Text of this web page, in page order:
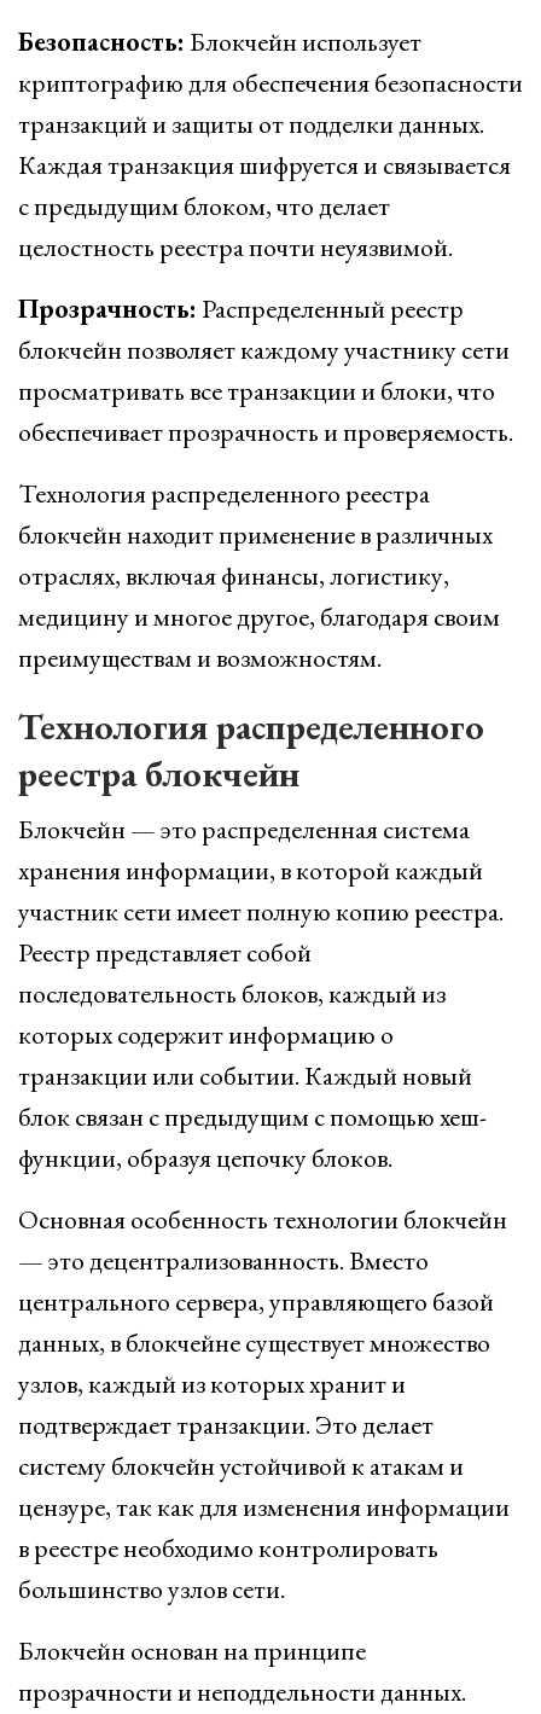
Безопасность: Блокчейн использует
криптографию для обеспечения безопасности
транзакций и защиты от подделки данных.
Каждая транзакция шифруется и связывается
с предыдущим блоком, что делает
целостность реестра почти неуязвимой.
Прозрачность: Распределенный реестр
блокчейн позволяет каждому участнику сети
просматривать все транзакции и блоки, что
обеспечивает прозрачность и проверяемость.
Технология распределенного реестра
блокчейн находит применение в различных
отраслях, включая финансы, логистику,
медицину и многое другое, благодаря своим
преимуществам и возможностям.
Технология распределенного
реестра блокчейн
Блокчейн — это распределенная система
хранения информации, в которой каждый
участник сети имеет полную копию реестра.
Реестр представляет собой
последовательность блоков, каждый из
которых содержит информацию о
транзакции или событии. Каждый новый
блок связан с предыдущим с помощью хеш-
функции, образуя цепочку блоков.
Основная особенность технологии блокчейн
— это децентрализованность. Вместо
центрального сервера, управляющего базой
данных, в блокчейне существует множество
узлов, каждый из которых хранит и
подтверждает транзакции. Это делает
систему блокчейн устойчивой к атакам и
цензуре, так как для изменения информации
в реестре необходимо контролировать
большинство узлов сети.
Блокчейн основан на принципе
прозрачности и неподдельности данных.